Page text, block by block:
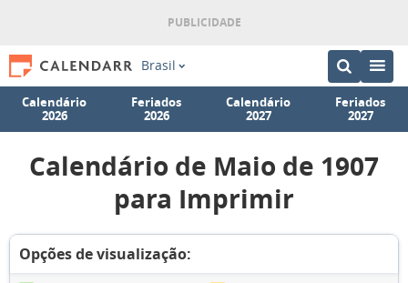
Brasil
Calendário
2026
Feriados
2026
Calendário
2027
Feriados
2027
Calendário de Maio de 1907
para Imprimir
Opções de visualização: